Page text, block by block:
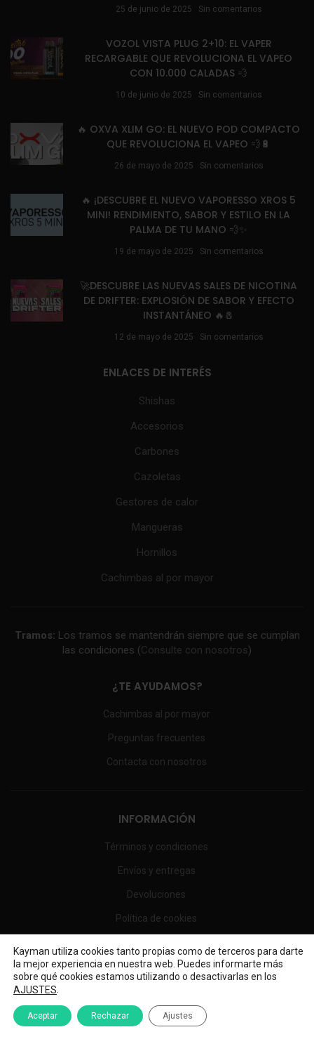
25 de junio de 2025 Sin comentarios
VOZOL VISTA PLUG 2+10: EL VAPER
RECARGABLE QUE REVOLUCIONA EL VAPEO
CON 10.000 CALADAS 💨
10 de junio de 2025 Sin comentarios
🔥 OXVA XLIM GO: EL NUEVO POD COMPACTO
QUE REVOLUCIONA EL VAPEO 💨🔋
26 de mayo de 2025 Sin comentarios
🔥 ¡DESCUBRE EL NUEVO VAPORESSO XROS 5
MINI! RENDIMIENTO, SABOR Y ESTILO EN LA
PALMA DE TU MANO 💨✨
19 de mayo de 2025 Sin comentarios
🚀DESCUBRE LAS NUEVAS SALES DE NICOTINA
DE DRIFTER: EXPLOSIÓN DE SABOR Y EFECTO
INSTANTÁNEO 🔥🧂
12 de mayo de 2025 Sin comentarios
ENLACES DE INTERÉS
Shishas
Accesorios
Carbones
Cazoletas
Gestores de calor
Mangueras
Hornillos
Cachimbas al por mayor
Tramos: Los tramos se mantendrán siempre que se cumplan
las condiciones (Consulte con nosotros)
¿TE AYUDAMOS?
Cachimbas al por mayor
Preguntas frecuentes
Contacta con nosotros
INFORMACIÓN
Términos y condiciones
Envíos y entregas
Devoluciones
Política de cookies
Aviso Legal
HORARIOS
Kayman utiliza cookies tanto propias como de terceros para darte
la mejor experiencia en nuestra web. Puedes informarte más
sobre qué cookies estamos utilizando o desactivarlas en los
AJUSTES
Aceptar Rechazar Ajustes